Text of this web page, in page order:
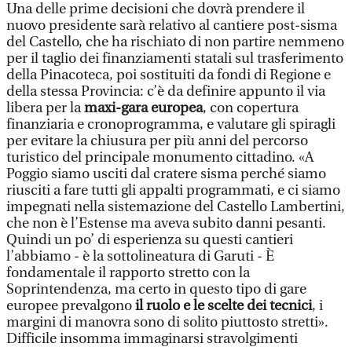
Una delle prime decisioni che dovrà prendere il
nuovo presidente sarà relativo al cantiere post-sisma
del Castello, che ha rischiato di non partire nemmeno
per il taglio dei finanziamenti statali sul trasferimento
della Pinacoteca, poi sostituiti da fondi di Regione e
della stessa Provincia: c’è da definire appunto il via
libera per lamaxi-gara europea, con copertura
finanziaria e cronoprogramma, e valutare gli spiragli
per evitare la chiusura per più anni del percorso
turistico del principale monumento cittadino. «A
Poggio siamo usciti dal cratere sisma perché siamo
riusciti a fare tutti gli appalti programmati, e ci siamo
impegnati nella sistemazione del Castello Lambertini,
che non è l’Estense ma aveva subito danni pesanti.
Quindi un po’ di esperienza su questi cantieri
l’abbiamo - è la sottolineatura di Garuti - È
fondamentale il rapporto stretto con la
Soprintendenza, ma certo in questo tipo di gare
europee prevalgonoil ruolo e le scelte dei tecnici, i
margini di manovra sono di solito piuttosto stretti».
Difficile insomma immaginarsi stravolgimenti